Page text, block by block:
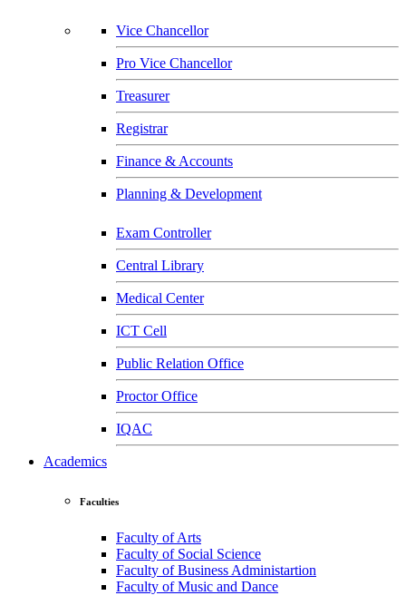
Vice Chancellor
Pro Vice Chancellor
Treasurer
Registrar
Finance & Accounts
Planning & Development
Exam Controller
Central Library
Medical Center
ICT Cell
Public Relation Office
Proctor Office
IQAC
Academics
Faculties
Faculty of Arts
Faculty of Social Science
Faculty of Business Administartion
Faculty of Music and Dance